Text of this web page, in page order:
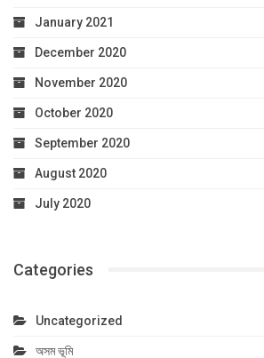
January 2021
December 2020
November 2020
October 2020
September 2020
August 2020
July 2020
Categories
Uncategorized
অসম ভূমি